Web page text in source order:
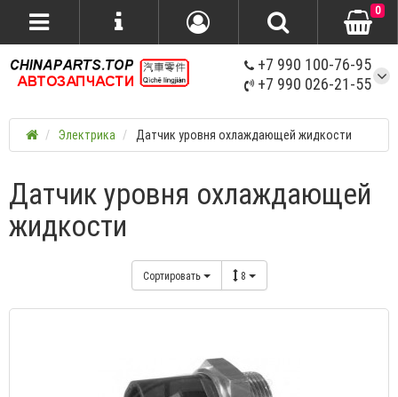
+7 990 100-76-95
+7 990 026-21-55
0
Электрика Датчик уровня охлаждающей жидкости
Датчик уровня охлаждающей
жидкости
Сортировать 8